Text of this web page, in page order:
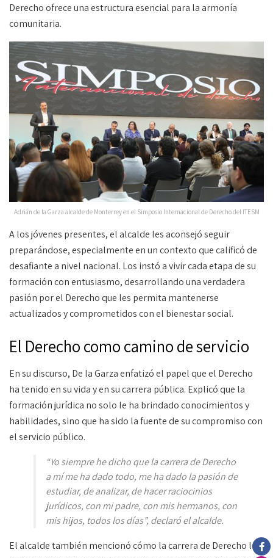
Derecho ofrece una estructura esencial para la armonía
comunitaria.
Adrián de la Garza alcalde de Monterrey en el Simposio Internacional de Derecho del ITESM
A los jóvenes presentes, el alcalde les aconsejó seguir
preparándose, especialmente en un contexto que calificó de
desafiante a nivel nacional. Los instó a vivir cada etapa de su
formación con entusiasmo, desarrollando una verdadera
pasión por el Derecho que les permita mantenerse
actualizados y comprometidos con el bienestar social.
El Derecho como camino de servicio
En su discurso, De la Garza enfatizó el papel que el Derecho
ha tenido en su vida y en su carrera pública. Explicó que la
formación jurídica no solo le ha brindado conocimientos y
habilidades, sino que ha sido la fuente de su compromiso con
el servicio público.
“Yo siempre he dicho que la carrera de Derecho
a mí me ha dado todo, me ha dado la pasión de
estudiar, de analizar, de hacer raciocinios
jurídicos, con mi padre, con mis hermanos, con
mis hijos, todos los días”, declaró el alcalde.
El alcalde también mencionó cómo la carrera de Derecho le